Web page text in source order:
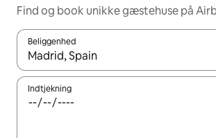
Find og book unikke gæstehuse på
Beliggenhed
Når resultaterne er tilgængelige, skal du
Indtjekning